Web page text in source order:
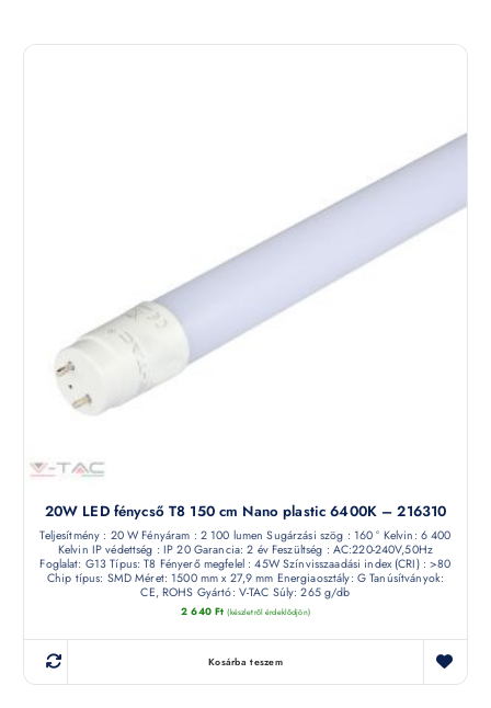
20W LED fénycső T8 150 cm Nano plastic 6400K – 216310
Teljesítmény : 20 W Fényáram : 2 100 lumen Sugárzási szög : 160 ° Kelvin: 6 400
Kelvin IP védettség : IP 20 Garancia: 2 év Feszültség : AC:220-240V,50Hz
Foglalat: G13 Típus: T8 Fényerő megfelel : 45W Színvisszaadási index (CRI) : >80
Chip típus: SMD Méret: 1500 mm x 27,9 mm Energiaosztály: G Tanúsítványok:
CE, ROHS Gyártó: V-TAC Súly: 265 g/db
2 640 Ft (készletről érdeklődjön)
Kosárba teszem